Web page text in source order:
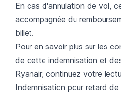
En cas d'annulation de vol,
accompagnée du
billet.
Pour en savoir plus sur les
de cette indemnisation et
Ryanair, continuez votre
Indemnisation pour retard